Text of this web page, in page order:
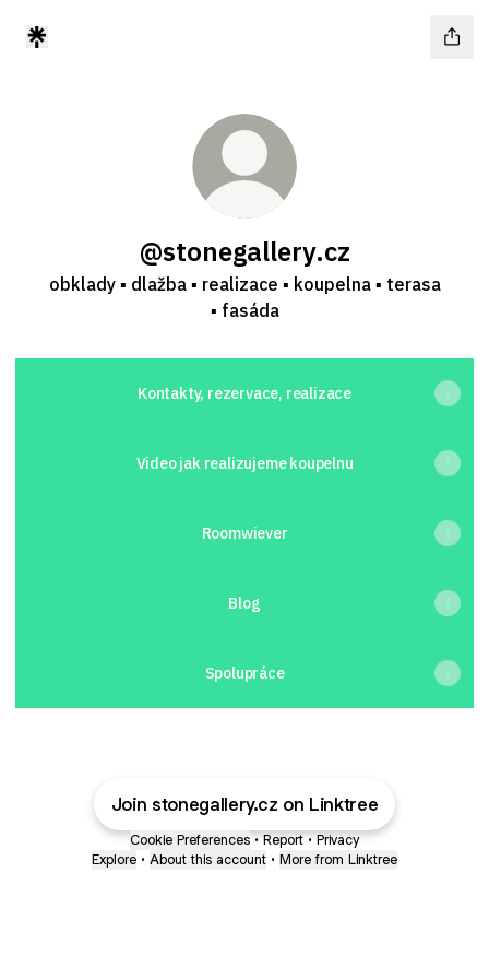
@stonegallery.cz
obklady ▪ dlažba ▪ realizace ▪ koupelna ▪ terasa
▪ fasáda
Kontakty, rezervace, realizace
Video jak realizujeme koupelnu
Roomwiever
Blog
Spolupráce
Join stonegallery.cz on Linktree
Cookie Preferences • Report • Privacy
Explore • About this account • More from Linktree